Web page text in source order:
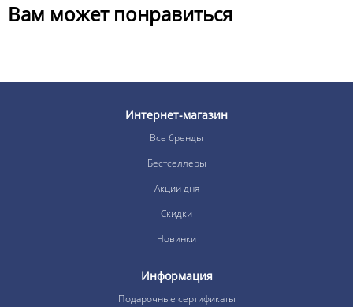
Вам может понравиться
Интернет-магазин
Все бренды
Бестселлеры
Акции дня
Скидки
Новинки
Информация
Подарочные сертификаты